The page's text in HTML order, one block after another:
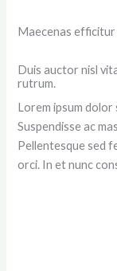
Maecenas efficitur
Duis auctor nisl
rutrum.
Lorem ipsum
Suspendisse ac
Pellentesque sed
orci. In et nunc